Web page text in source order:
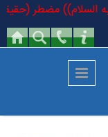
السلام)) مضطر